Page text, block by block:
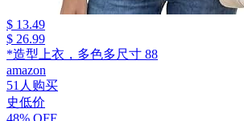
$ 13.49
$ 26.99
*造型上衣，多色多尺寸 88
amazon
51人购买
史低价